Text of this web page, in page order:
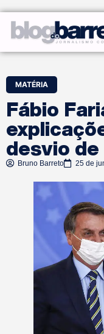
MATÉRIA
Fábio
desvio de
Bruno Barreto 25 de